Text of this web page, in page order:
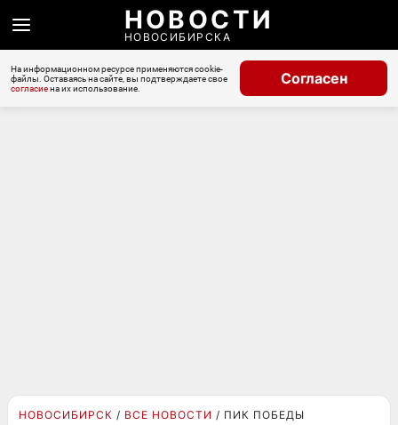
НОВОСТИ
НОВОСИБИРСКА
На информационном ресурсе применяются cookie-
файлы. Оставаясь на сайте, вы подтверждаете свое
согласиена их использование.
Согласен
НОВОСИБИРСК ВСЕ НОВОСТИ ПИК ПОБЕДЫ